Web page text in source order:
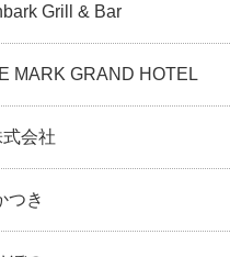
Grill & Bar
MARK GRAND HOTEL
式会社
つき